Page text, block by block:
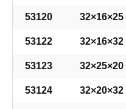
53120 32×16×25
53122 32×16×32
53123 32×25×20
53124 32×20×32